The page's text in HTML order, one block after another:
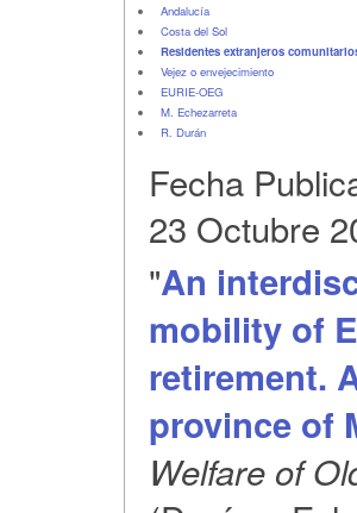
Andalucía
Costa del Sol
Residentes extranjeros
Vejez o envejecimiento
EURIE-OEG
M. Echezarreta
R. Durán
Fecha
23 Octubre
"An
mobility of
retirement.
province of
Welfare of